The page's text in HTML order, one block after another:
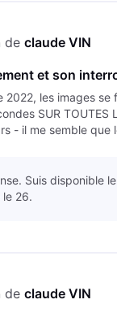
de claude VIN
et son
les images se
SUR TOUTES
- il me semble
Suis disponible
le 26.
de claude VIN